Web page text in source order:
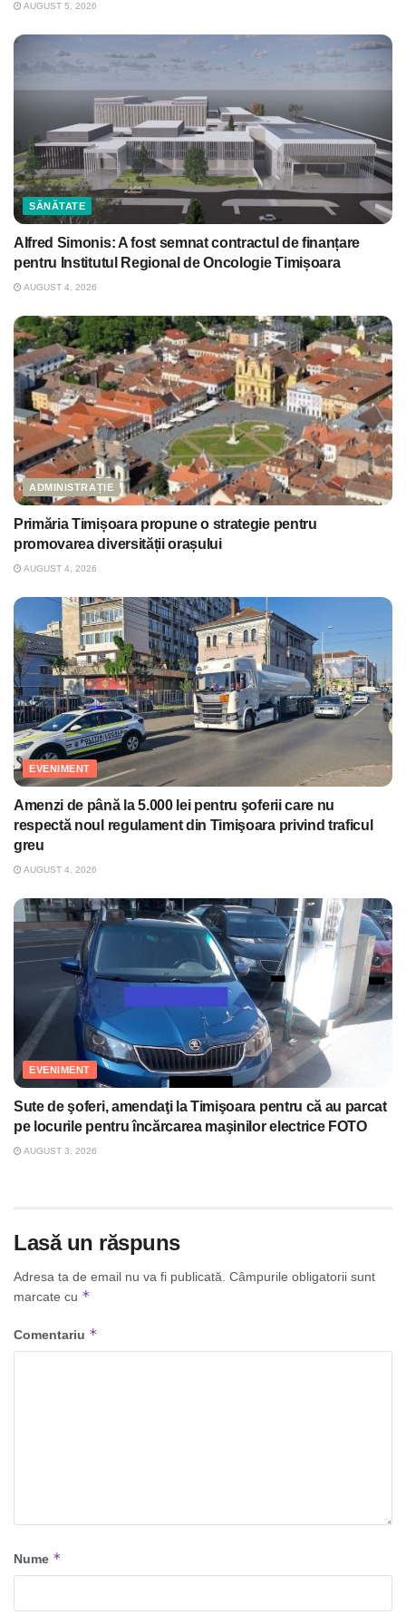
AUGUST 5, 2026
SĂNĂTATE
Alfred Simonis: A fost semnat contractul de finanțare
pentru Institutul Regional de Oncologie Timișoara
AUGUST 4, 2026
ADMINISTRAȚIE
Primăria Timișoara propune o strategie pentru
promovarea diversității orașului
AUGUST 4, 2026
EVENIMENT
Amenzi de până la 5.000 lei pentru şoferii care nu
respectă noul regulament din Timişoara privind traficul
greu
AUGUST 4, 2026
EVENIMENT
Sute de şoferi, amendaţi la Timişoara pentru că au parcat
pe locurile pentru încărcarea maşinilor electrice FOTO
AUGUST 3, 2026
Lasă un răspuns
Adresa ta de email nu va fi publicată. Câmpurile obligatorii sunt
marcate cu *
Comentariu *
Nume *